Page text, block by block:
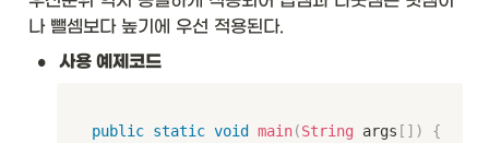
나 뺄셈보다 높기에 우선 적용된다.
• 사용 예제코드
public static void main(String args [ ] )
{